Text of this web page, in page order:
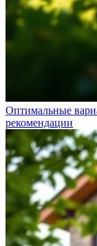
Оптимальные
рекомендации